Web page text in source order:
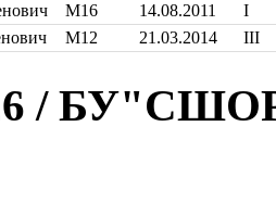
М16 14.08.2011
I
М12 21.03.2014 III
/